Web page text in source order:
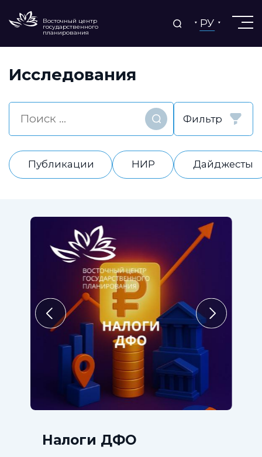
Восточный центр
государственного
планирования
РУ
Исследования
НайтиФильтр
Публикации НИР Дайджесты
Налоги ДФО